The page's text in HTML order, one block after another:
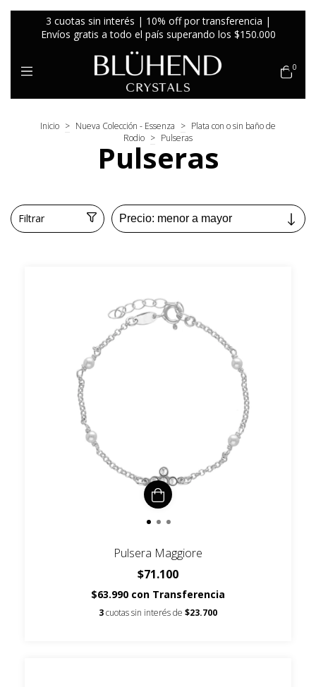
3 cuotas sin interés | 10% off por transferencia |
Envíos gratis a todo el país superando los $150.000
0
Inicio > Nueva Colección - Essenza > Plata con o sin baño de
Rodio > Pulseras
Pulseras
Filtrar
Pulsera Maggiore
$71.100
$63.990 con Transferencia
3cuotas sin interés de $23.700